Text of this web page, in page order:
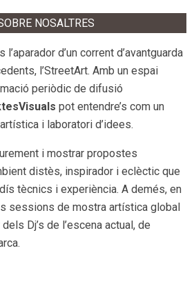
NOSALTRES
l’aparador d’un corrent d’avantguarda
l’StreetArt. Amb un espai
periòdic de difusió
pot entendre’s com un
i laboratori d’idees.
i mostrar propostes
distès, inspirador i eclèctic que
tècnics i experiència. A demés, en
sessions de mostra artística global
Dj’s de l’escena actual, de